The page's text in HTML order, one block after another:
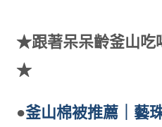
★跟著呆呆齡釜山吃
★
●釜山棉被推薦｜藝